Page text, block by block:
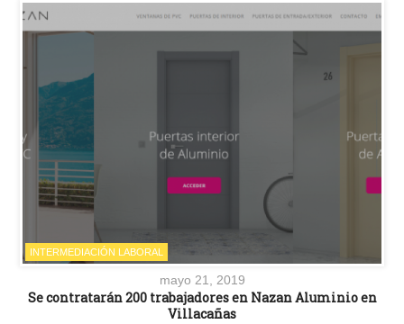
INTERMEDIACIÓN LABORAL
mayo 21, 2019
Se contratarán 200 trabajadores en Nazan Aluminio en
Villacañas